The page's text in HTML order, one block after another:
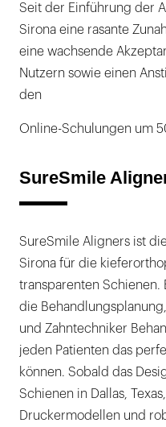
Seit der Einführung der
Sirona eine rasante
eine wachsende
Nutzern sowie einen
den
Online-Schulungen um
SureSmile
SureSmile Aligners ist
Sirona für die
transparenten Schienen.
die
und Zahntechniker
jeden Patienten das
können. Sobald das
Schienen in Dallas,
Druckermodellen und